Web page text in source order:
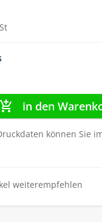
in den
können Sie
weiterempfehlen